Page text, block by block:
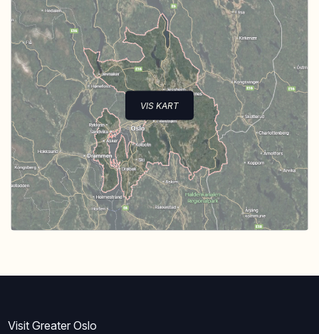
VIS KART
Visit Greater Oslo